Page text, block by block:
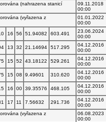
(nahrazena stanicí
09.11.2018
00:00
(vyřazena z
01.01.2022
00:00
16 56 51.94082 603.491
23.06.2024
00:00
13 32 21.14694 517.295
04.12.2016
00:00
15 52 43.18122 529.261
04.12.2016
00:00
15 08 9.49601 310.620
04.12.2016
00:00
16 00 39.35576 468.105
04.12.2016
00:00
17 11 7.56632 291.736
04.12.2016
00:00
(vyřazena z
06.08.2023
00:00